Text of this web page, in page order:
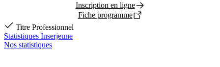
Inscription en ligne
Fiche programme
Titre Professionnel
Statistiques Inserjeune
Nos statistiques